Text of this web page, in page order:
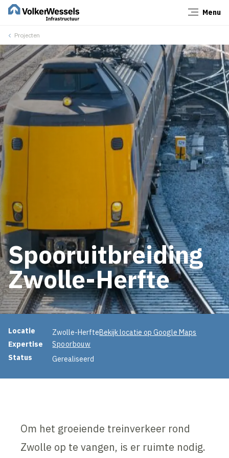
Menu
Projecten
Spooruitbreiding
Zwolle-Herfte
Projectinformatie
Locatie Zwolle-HerfteBekijk locatie op Google Maps
Expertise
Spoorbouw
Status
Gerealiseerd
Om het groeiende treinverkeer rond
Zwolle op te vangen, is er ruimte nodig.
Sluiten